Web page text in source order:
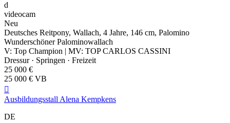
d
videocam
Neu
Deutsches Reitpony, Wallach, 4 Jahre, 146 cm, Palomino
Wunderschöner Palominowallach
V: Top Champion | MV: TOP CARLOS CASSINI
Dressur · Springen · Freizeit
25 000 €
25 000 € VB

Ausbildungsstall Alena Kempkens
DE